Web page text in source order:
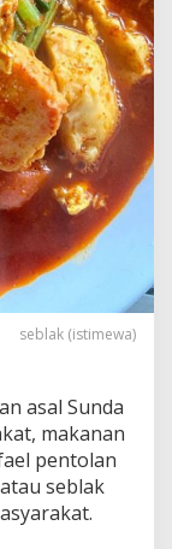
seblak (istimewa)
asal Sunda
makanan
pentolan
seblak